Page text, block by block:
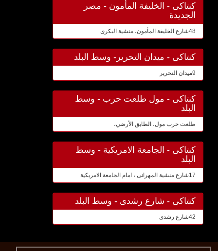
كنتاكى - الخليفة المأمون - مصر
الجديدة
48شارع الخليفة المأمون، منشية البكرى
كنتاكى - ميدان التحرير- وسط البلد
9ميدان التحرير
كنتاكى - مول طلعت حرب - وسط
البلد
طلعت حرب مول، الطابق الأرضي،
كنتاكى - الجامعة الامريكية - وسط
البلد
17شارع منشية المهرانى ، امام الجامعة الامريكية
كنتاكى - شارع رشدى - وسط البلد
42شارع رشدى